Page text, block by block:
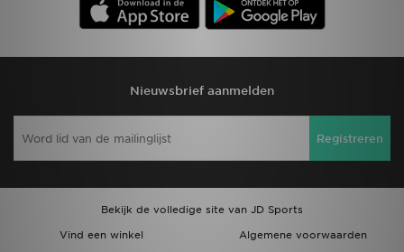
Nieuwsbrief aanmelden
Registreren
Bekijk de volledige site van JD Sports
Vind een winkel
Algemene voorwaarden
Klantenservice
Download de app